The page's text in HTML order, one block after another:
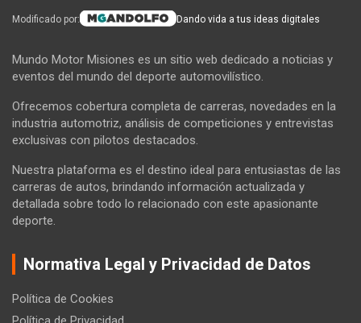
Modificado por: Dando vida a tus ideas digitales
Mundo Motor Misiones es un sitio web dedicado a noticias y
eventos del mundo del deporte automovilístico.
Ofrecemos cobertura completa de carreras, novedades en la
industria automotriz, análisis de competiciones y entrevistas
exclusivas con pilotos destacados.
Nuestra plataforma es el destino ideal para entusiastas de las
carreras de autos, brindando información actualizada y
detallada sobre todo lo relacionado con este apasionante
deporte.
Normativa Legal y Privacidad de Datos
Política de Cookies